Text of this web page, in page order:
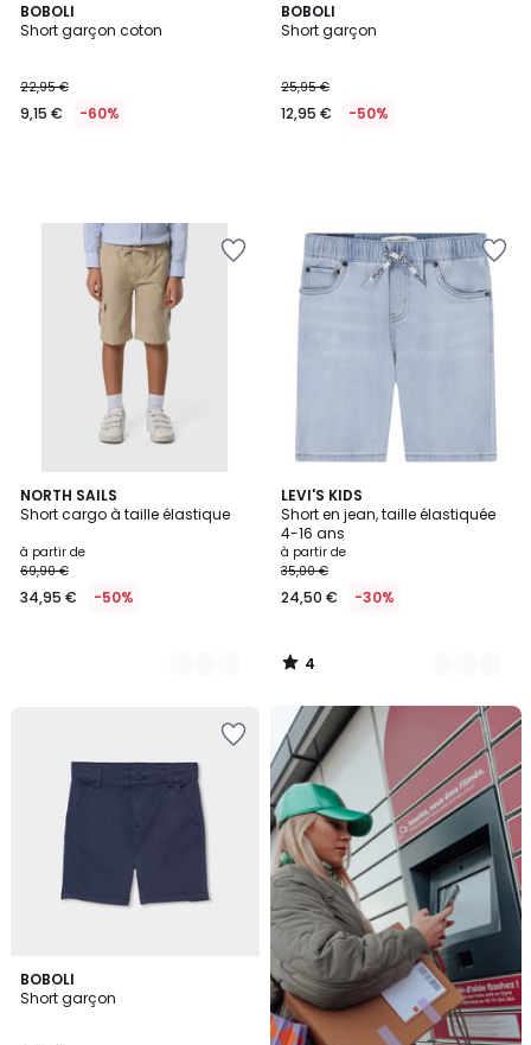
BOBOLI
Short garçon coton
22,95 €
9,15 € -60%
BOBOLI
Short garçon
25,95 €
12,95 € -50%
NORTH SAILS
Short cargo à taille élastique
à partir de
69,90 €
34,95 € -50%
3
Couleurs
LEVI'S KIDS
Short en jean, taille élastiquée
4-16 ans
à partir de
35,00 €
24,50 € -30%
4
/
5
3
Couleurs
4
/
BOBOLI
Short garçon
Nouveau
Livraison
en
Locker
Mondial
Relay